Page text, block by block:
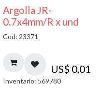
Argolla JR-
0.7x4mm/R x und
Cod: 23371
US$ 0,01
Inventario: 569780